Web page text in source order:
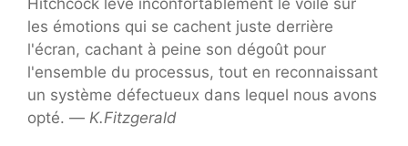
les émotions qui se cachent juste derrière
l'écran, cachant à peine son dégoût pour
l'ensemble du processus, tout en reconnaissant
un système défectueux dans lequel nous avons
opté. — K.Fitzgerald